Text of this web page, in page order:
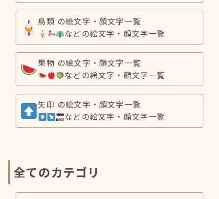
鳥類 の絵文字・顔文字一覧
などの絵文字・顔文字一覧
果物 の絵文字・顔文字一覧
などの絵文字・顔文字一覧
矢印 の絵文字・顔文字一覧
などの絵文字・顔文字一覧
全てのカテゴリ